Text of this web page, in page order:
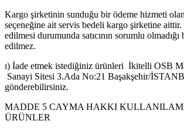
Kargo şirketinin sunduğu bir ödeme hizmeti
seçeneğine ait servis bedeli kargo şirketine
edilmesi durumunda satıcının sorumlu
edilmez.
ı) İade etmek istediğiniz ürünleri İkitelli OSB
Sanayi Sitesi 3.Ada No:21 Başakşehir/
gönderebilirsiniz.
MADDE 5 CAYMA HAKKI
ÜRÜNLER